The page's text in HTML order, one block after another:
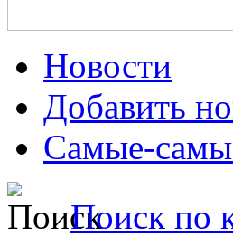
Новости
Добавить
Самые-
Поиск по